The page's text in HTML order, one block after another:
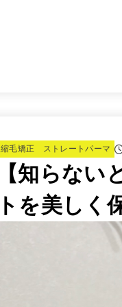
縮毛矯正 ストレートパーマ
【知らない
トを美しく